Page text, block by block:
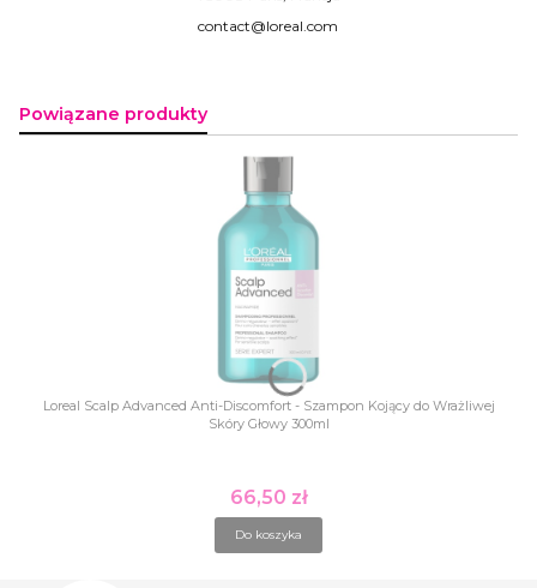
contact@loreal.com
Powiązane produkty
Loreal Scalp Advanced Anti-Discomfort - Szampon Kojący do Wrażliwej
Skóry Głowy 300ml
Cena
66,50 zł
Do koszyka